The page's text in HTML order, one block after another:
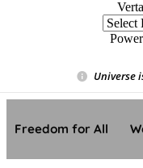
Universe
Freedom for All ❤️